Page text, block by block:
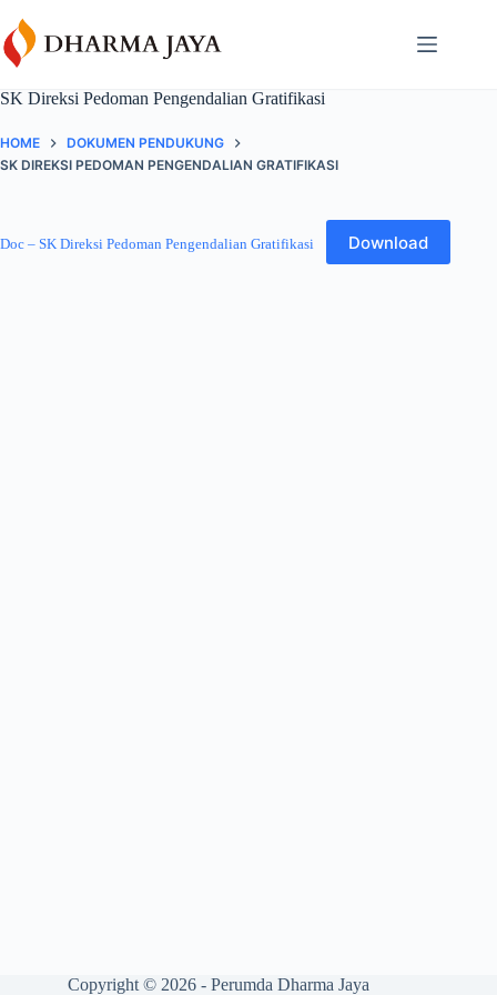
to
content
SK Direksi Pedoman Pengendalian Gratifikasi
HOME
DOKUMEN PENDUKUNG
SK DIREKSI PEDOMAN PENGENDALIAN GRATIFIKASI
Doc – SK Direksi Pedoman Pengendalian Gratifikasi Download
Copyright © 2026 - Perumda Dharma Jaya